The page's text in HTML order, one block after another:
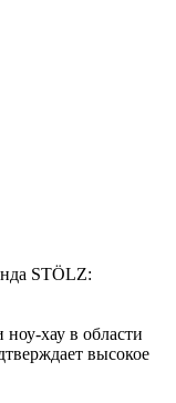
STӦLZ:
хау в области
высокое